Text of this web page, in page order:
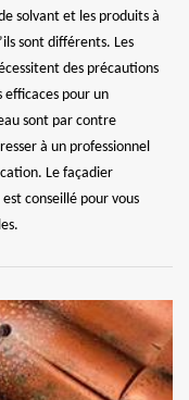
solvant et les produits à
sont différents. Les
des précautions
pour un
sont par contre
à un professionnel
Le façadier
est conseillé pour vous